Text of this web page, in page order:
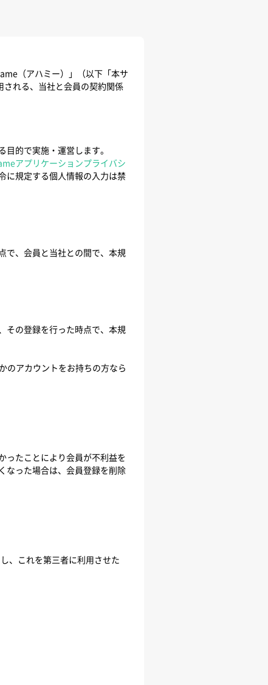
（アハミー）」（以下「本サ
される、当社と会員の契約関係
的で実施・運営します。
アプリケーションプライバシ
に規定する個人情報の入力は禁
で、会員と当社との間で、本規
その登録を行った時点で、本規
のアカウントをお持ちの方なら
ったことにより会員が不利益を
なった場合は、会員登録を削除
、これを第三者に利用させた